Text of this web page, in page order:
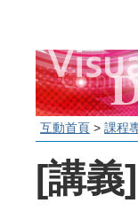
互動首頁 > 課程
[講